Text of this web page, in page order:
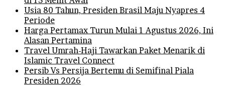
Usia 80 Tahun, Presiden Brasil Maju Nyapres 4
Periode
Harga Pertamax Turun Mulai 1 Agustus 2026, Ini
Alasan Pertamina
Travel Umrah-Haji Tawarkan Paket Menarik di
Islamic Travel Connect
Persib Vs Persija Bertemu di Semifinal Piala
Presiden 2026